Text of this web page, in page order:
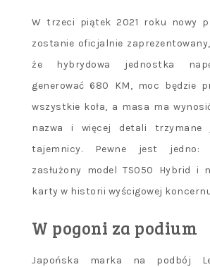
W trzeci piątek 2021 roku nowy
zostanie oficjalnie
że hybrydowa jednostka
generować 680 KM, moc będzie
wszystkie koła, a masa ma
nazwa i więcej detali trzymane
tajemnicy. Pewne jest jedno:
zasłużony model TS050 Hybrid i
karty w historii wyścigowej
W pogoni za podium
Japońska marka na podbój